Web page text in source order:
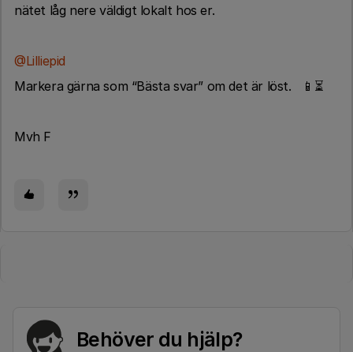
nätet låg nere väldigt lokalt hos er.
@Lilliepid
Markera gärna som “Bästa svar” om det är löst. 📱⏳
Mvh F
Behöver du hjälp?